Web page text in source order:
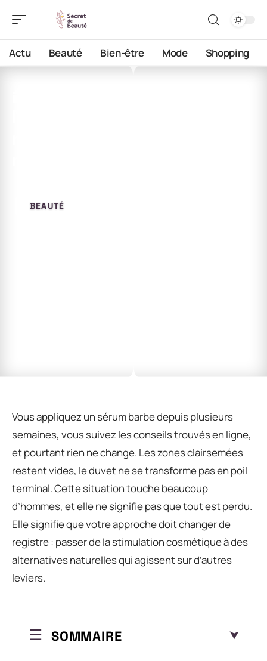
Actu Beauté Bien-être Mode Shopping
BEAUTÉ
Vous appliquez un sérum barbe depuis plusieurs
semaines, vous suivez les conseils trouvés en ligne,
et pourtant rien ne change. Les zones clairsemées
restent vides, le duvet ne se transforme pas en poil
terminal. Cette situation touche beaucoup
d’hommes, et elle ne signifie pas que tout est perdu.
Elle signifie que votre approche doit changer de
registre : passer de la stimulation cosmétique à des
alternatives naturelles qui agissent sur d’autres
leviers.
SOMMAIRE